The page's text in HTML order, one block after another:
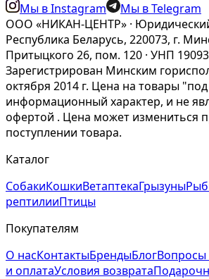
Мы в Instagram
Мы в Telegram
ООО «НИКАН-ЦЕНТР» ·
Республика Беларусь, 220073, г.
Притыцкого 26, пом. 120 · УНП
Зарегистрирован Минским
октября 2014 г. Цена на товары
информационный характер, и не
офертой . Цена может измениться
поступлении товара.
Каталог
СобакиКошкиВетаптекаГрызуны
рептилииПтицы
Покупателям
О насКонтактыБрендыБлогВопросы
и оплатаУсловия возврата